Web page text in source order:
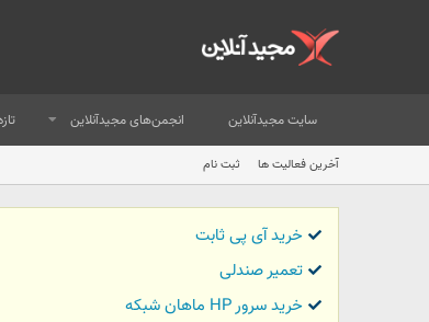
سایت مجیدآنلاین انجمن‌های مجیدآنلاین
آخرین فعالیت ها ثبت نام
خرید آی پی ثابت
تعمیر صندلی
خرید سرور HP ماهان شبکه